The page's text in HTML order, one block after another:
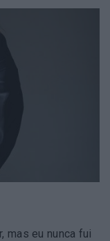
mas eu nunca fui